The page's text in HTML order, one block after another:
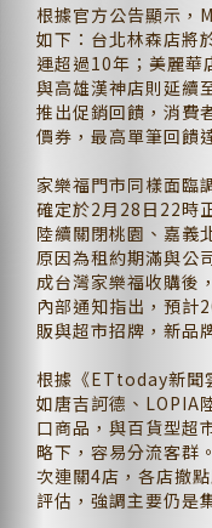
根據官方公告顯示，
如下：台北林森店將
運超過10年；美麗華
與高雄漢神店則延續
推出促銷回饋，消費
價券，最高單筆回饋
家樂福門市同樣面臨
確定於2月28日22時
陸續關閉桃園、嘉義
原因為租約期滿與公
成台灣家樂福收購後
內部通知指出，預計
販與超市招牌，新品
根據《ETtoday新聞
如唐吉訶德、LOPIA
口商品，與百貨型超
略下，容易分流客
次連關4店，各店撤
評估，強調主要仍是